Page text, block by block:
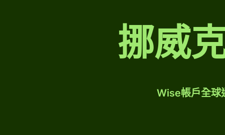
挪威
Wise帳戶全球